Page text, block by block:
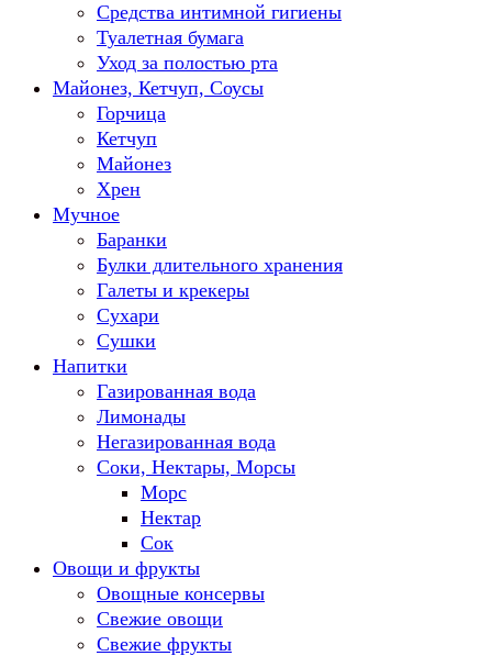
Средства интимной гигиены
Туалетная бумага
Уход за полостью рта
Майонез, Кетчуп, Соусы
Горчица
Кетчуп
Майонез
Хрен
Мучное
Баранки
Булки длительного хранения
Галеты и крекеры
Сухари
Сушки
Напитки
Газированная вода
Лимонады
Негазированная вода
Соки, Нектары, Морсы
Морс
Нектар
Сок
Овощи и фрукты
Овощные консервы
Свежие овощи
Свежие фрукты